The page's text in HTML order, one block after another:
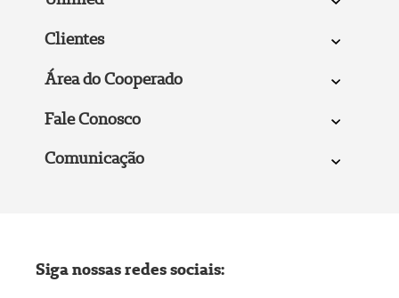
Clientes
Área do Cooperado
Fale Conosco
Comunicação
Siga nossas redes sociais: